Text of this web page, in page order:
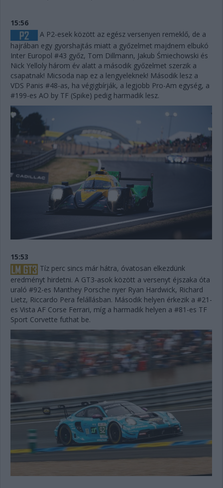
15:56
A P2-esek között az egész versenyen remeklő, de a
hajrában egy gyorshajtás miatt a győzelmet majdnem elbukó
Inter Europol #43 győz, Tom Dillmann, Jakub Śmiechowski és
Nick Yelloly három év alatt a második győzelmet szerzik a
csapatnak! Micsoda nap ez a lengyeleknek! Második lesz a
VDS Panis #48-as, ha végigbírják, a legjobb Pro-Am egység, a
#199-es AO by TF (Spike) pedig harmadik lesz.
15:53
Tíz perc sincs már hátra, óvatosan elkezdünk
eredményt hirdetni. A GT3-asok között a versenyt éjszaka óta
uraló #92-es Manthey Porsche nyer Ryan Hardwick, Richard
Lietz, Riccardo Pera felállásban. Második helyen érkezik a #21-
es Vista AF Corse Ferrari, míg a harmadik helyen a #81-es TF
Sport Corvette futhat be.